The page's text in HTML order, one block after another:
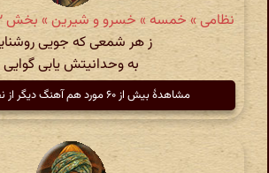
نظامی » خمسه » خسرو و شیرین » بخش ۲ - در توحید باری
ز هر شمعی که جویی
به وحدانیتش یابی گوایی
مشاهدهٔ بیش از ۶۰ مورد هم آهنگ دیگر از نظامی